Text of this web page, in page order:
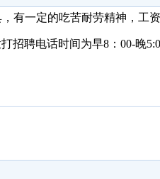
有一定的吃苦耐劳精神，工
招聘电话时间为早8 ： 00-晚